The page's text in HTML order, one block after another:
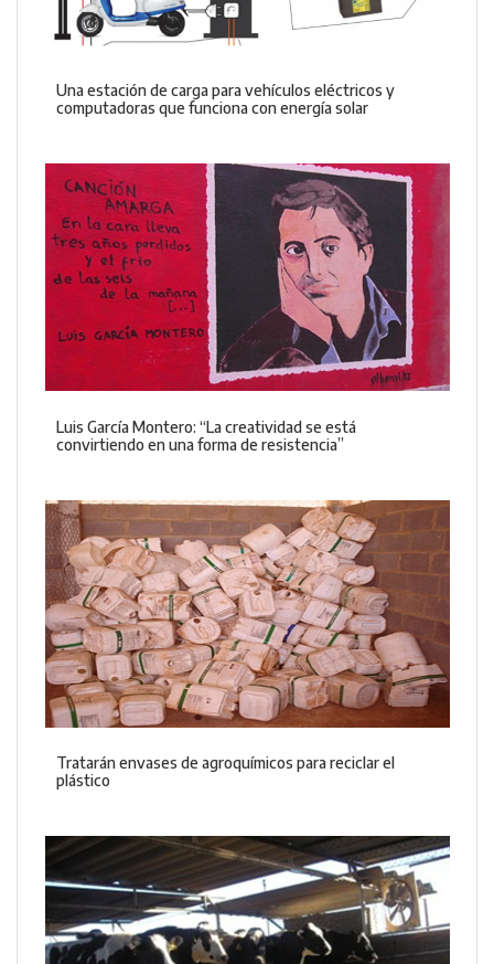
Una estación de carga para vehículos eléctricos y
computadoras que funciona con energía solar
Luis García Montero: “La creatividad se está
convirtiendo en una forma de resistencia”
Tratarán envases de agroquímicos para reciclar el
plástico